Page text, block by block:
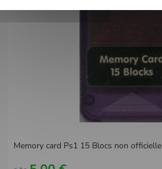
Memory card Ps1 15 Blocs non officielle